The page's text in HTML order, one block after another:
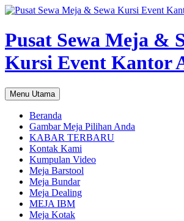
Pusat Sewa Meja &
Kursi Event Kantor
Cari
Menu Utama Langsung
ke
isi
Beranda
Gambar Meja Pilihan Anda
KABAR TERBARU
Kontak Kami
Kumpulan Video
Meja Barstool
Meja Bundar
Meja Dealing
MEJA IBM
Meja Kotak